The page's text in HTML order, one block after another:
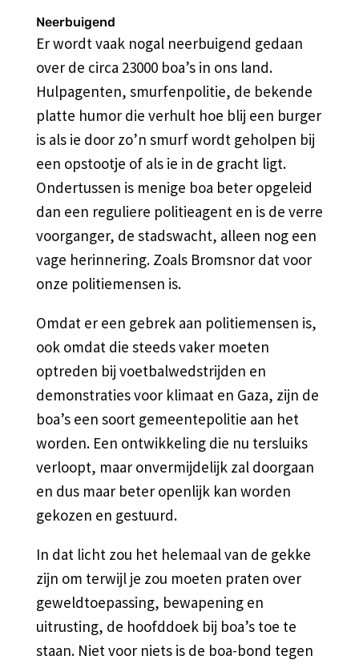
Neerbuigend
Er wordt vaak nogal neerbuigend gedaan
over de circa 23000 boa’s in ons land.
Hulpagenten, smurfenpolitie, de bekende
platte humor die verhult hoe blij een burger
is als ie door zo’n smurf wordt geholpen bij
een opstootje of als ie in de gracht ligt.
Ondertussen is menige boa beter opgeleid
dan een reguliere politieagent en is de verre
voorganger, de stadswacht, alleen nog een
vage herinnering. Zoals Bromsnor dat voor
onze politiemensen is.
Omdat er een gebrek aan politiemensen is,
ook omdat die steeds vaker moeten
optreden bij voetbalwedstrijden en
demonstraties voor klimaat en Gaza, zijn de
boa’s een soort gemeentepolitie aan het
worden. Een ontwikkeling die nu tersluiks
verloopt, maar onvermijdelijk zal doorgaan
en dus maar beter openlijk kan worden
gekozen en gestuurd.
In dat licht zou het helemaal van de gekke
zijn om terwijl je zou moeten praten over
geweldtoepassing, bewapening en
uitrusting, de hoofddoek bij boa’s toe te
staan. Niet voor niets is de boa-bond tegen